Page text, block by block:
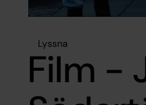
Lyssna
Film -